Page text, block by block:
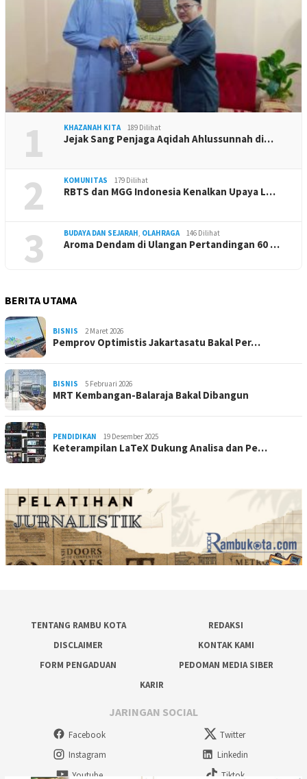
1 KHAZANAH KITA 189 Dilihat
Jejak Sang Penjaga Aqidah Ahlussunnah di…
2 KOMUNITAS 179 Dilihat
RBTS dan MGG Indonesia Kenalkan Upaya L…
3 BUDAYA DAN SEJARAH, OLAHRAGA 146 Dilihat
Aroma Dendam di Ulangan Pertandingan 60 …
BERITA UTAMA
BISNIS 2 Maret 2026
Pemprov Optimistis Jakartasatu Bakal Per…
BISNIS 5 Februari 2026
MRT Kembangan-Balaraja Bakal Dibangun
PENDIDIKAN 19 Desember 2025
Keterampilan LaTeX Dukung Analisa dan Pe…
TENTANG RAMBU KOTA
REDAKSI
DISCLAIMER
KONTAK KAMI
FORM PENGADUAN
PEDOMAN MEDIA SIBER
KARIR
JARINGAN SOCIAL
Facebook
Twitter
Instagram
Linkedin
Youtube
Tiktok